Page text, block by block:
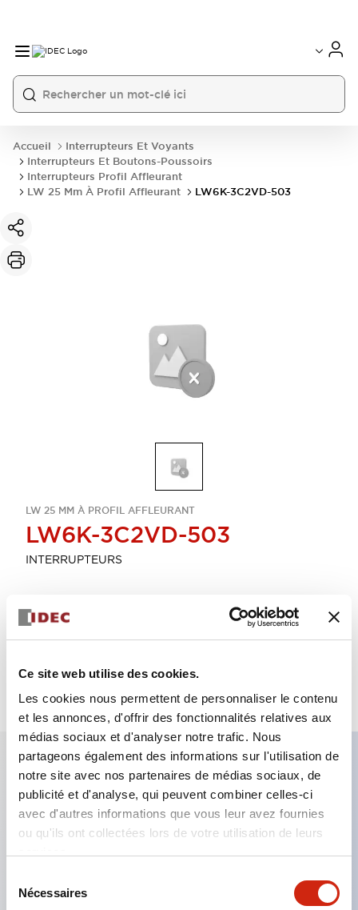
Ce site web utilise des cookies.
Les cookies nous permettent de personnaliser le contenu
et les annonces, d'offrir des fonctionnalités relatives aux
médias sociaux et d'analyser notre trafic. Nous
partageons également des informations sur l'utilisation de
notre site avec nos partenaires de médias sociaux, de
publicité et d'analyse, qui peuvent combiner celles-ci
avec d'autres informations que vous leur avez fournies
ou qu'ils ont collectées lors de votre utilisation de leurs
Nécessaires
Accueil
Interrupteurs Et Voyants
Interrupteurs Et Boutons-Poussoirs
Interrupteurs Profil Affleurant
LW 25 Mm À Profil Affleurant
LW6K-3C2VD-503
LW 25 MM À PROFIL AFFLEURANT
LW6K-3C2VD-503
INTERRUPTEURS
Sélectionner la quantité
Caractéristiques clés
Fixation par regroupement possible
Le commutateur sélecteur avec clé adopte une
structure à goupille à cylindre haute sécurité
La structure de protection est IP65 (IEC60529)